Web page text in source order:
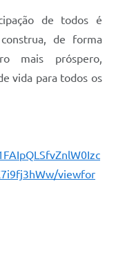
de todos é
de forma
mais próspero,
vida para todos os
viewfor